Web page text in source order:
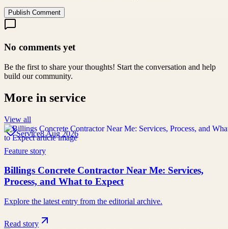
Publish Comment
No comments yet
Be the first to share your thoughts! Start the conversation and help
build our community.
More in service
View all
Service8 Aug 2026
Feature story
Billings Concrete Contractor Near Me: Services,
Process, and What to Expect
Explore the latest entry from the editorial archive.
Read story